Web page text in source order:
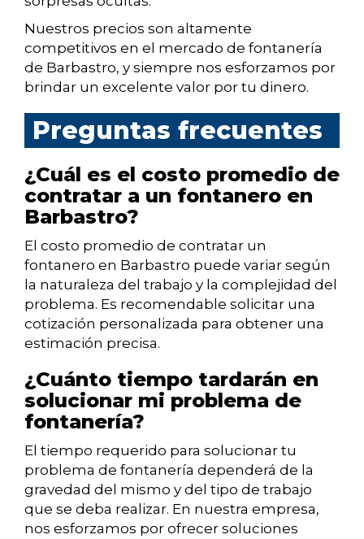
Nuestros precios son altamente
competitivos en el mercado de fontanería
de Barbastro, y siempre nos esforzamos por
brindar un excelente valor por tu dinero.
Preguntas frecuentes
¿Cuál es el costo promedio de
contratar a un fontanero en
Barbastro?
El costo promedio de contratar un
fontanero en Barbastro puede variar según
la naturaleza del trabajo y la complejidad del
problema. Es recomendable solicitar una
cotización personalizada para obtener una
estimación precisa.
¿Cuánto tiempo tardarán en
solucionar mi problema de
fontanería?
El tiempo requerido para solucionar tu
problema de fontanería dependerá de la
gravedad del mismo y del tipo de trabajo
que se deba realizar. En nuestra empresa,
nos esforzamos por ofrecer soluciones